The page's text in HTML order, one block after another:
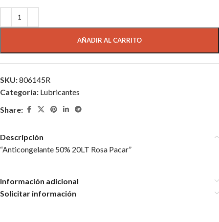
AÑADIR AL CARRITO
SKU:806145R
Categoría: Lubricantes
Share:
Descripción
“Anticongelante 50% 20LT Rosa Pacar”
Información adicional
Solicitar información